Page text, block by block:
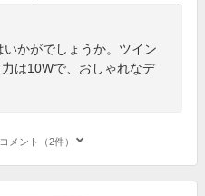
かがでしょうか。ツイン
は10Wで、おしゃれなデ
メント（2件）